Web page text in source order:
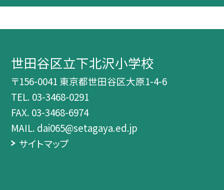
世田谷区立下北沢小学校
〒156-0041 東京都世田谷区大原1-4-6
TEL. 03-3468-0291
FAX. 03-3468-6974
MAIL. dai065@setagaya.ed.jp
サイトマップ